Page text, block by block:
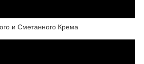
и Сметанного Крема